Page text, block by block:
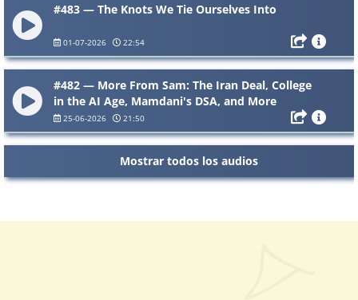
#483 — The Knots We Tie Ourselves Into
01-07-2026 22:54
#482 — More From Sam: The Iran Deal, College
in the AI Age, Mamdani's DSA, and More
25-06-2026 21:50
Mostrar todos los audios